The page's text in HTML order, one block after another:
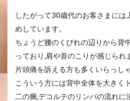
したがって30歳代のお客さまには
めしています。
ちょうど腰のくびれの辺りから背
っており,肩や首のこりが感じられ
片頭痛を訴える方も多くいらっし
こういう方には背中全体を大きく
二の腕,デコルテのリンパの流れに